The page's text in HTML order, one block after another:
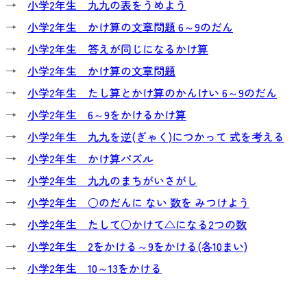
→ 小学2年生 九九の表をうめよう
→ 小学2年生 かけ算の文章問題 6～9のだん
→ 小学2年生 答えが同じになるかけ算
→ 小学2年生 かけ算の文章問題
→ 小学2年生 たし算とかけ算のかんけい 6～9のだん
→ 小学2年生 6～9をかけるかけ算
→ 小学2年生 九九を逆(ぎゃく)につかって 式を考える
→ 小学2年生 かけ算パズル
→ 小学2年生 九九のまちがいさがし
→ 小学2年生 ○のだんに ない 数を みつけよう
→ 小学2年生 たして○かけて△になる2つの数
→ 小学2年生 2をかける～9をかける(各10まい)
→ 小学2年生 10～13をかける